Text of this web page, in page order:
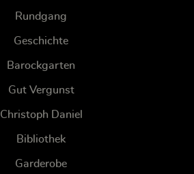
Rundgang
Geschichte
Barockgarten
Gut Vergunst
Christoph Daniel
Bibliothek
Garderobe